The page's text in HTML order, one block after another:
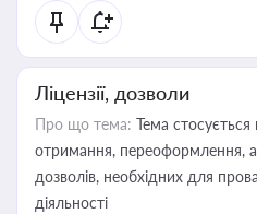
Ліцензії, дозволи
Про що тема: Тема
отримання, переоформлення,
дозволів, необхідних для
діяльності